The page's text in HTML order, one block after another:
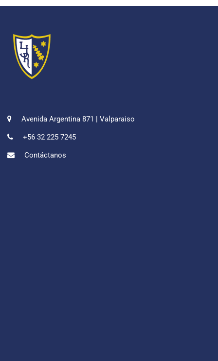
Avenida Argentina 871 | Valparaiso
+56 32 225 7245
Contáctanos